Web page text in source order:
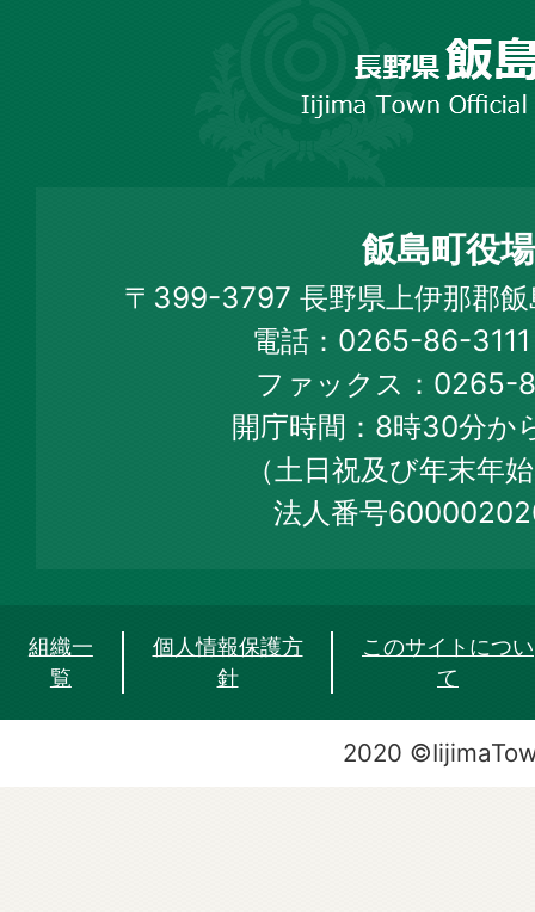
Town
Official
Web
Site
飯島町役場
〒399-3797 長野県上伊那郡
電話：0265-86-
ファックス：0265-
開庁時間：8時30分か
（土日祝及び年末年
法人番号
組織一
覧
個人情報保護方
針
このサイトについ
て
2020